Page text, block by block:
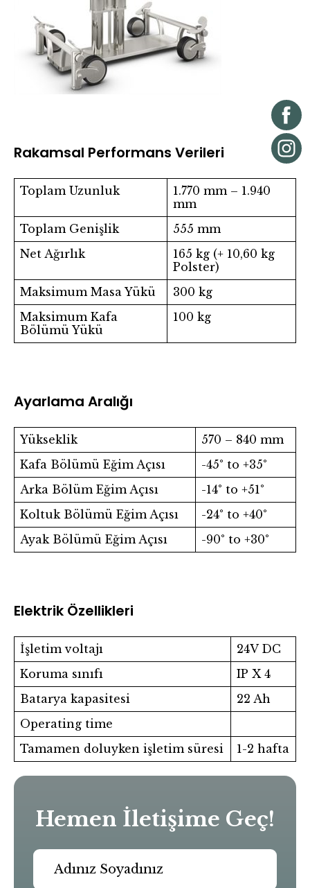
Rakamsal Performans Verileri
Toplam Uzunluk
1.770 mm – 1.940
mm
Toplam Genişlik
555 mm
Net Ağırlık
165 kg (+ 10,60 kg
Polster)
Maksimum Masa Yükü
300 kg
Maksimum Kafa
Bölümü Yükü
100 kg
Ayarlama Aralığı
Yükseklik
570 – 840 mm
Kafa Bölümü Eğim Açısı
-45° to +35°
Arka Bölüm Eğim Açısı
-14° to +51°
Koltuk Bölümü Eğim Açısı
-24° to +40°
Ayak Bölümü Eğim Açısı
-90° to +30°
Elektrik Özellikleri
İşletim voltajı
24V DC
Koruma sınıfı
IP X 4
Batarya kapasitesi
22 Ah
Operating time
Tamamen doluyken işletim süresi
1-2 hafta
Hemen İletişime Geç!